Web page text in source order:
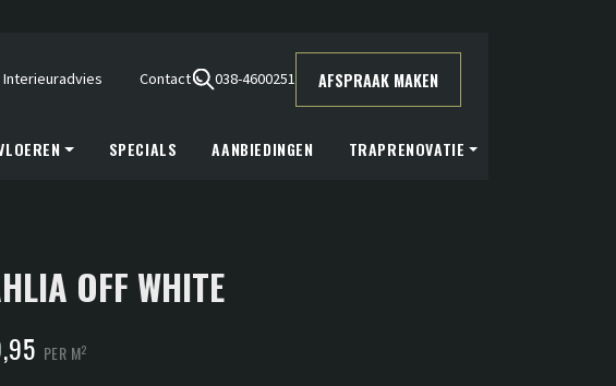
Interieuradvies Contact 038-4600251 AFSPRAAK MAKEN
SPECIALS AANBIEDINGEN TRAPRENOVATIE
OFF WHITE
PER M2